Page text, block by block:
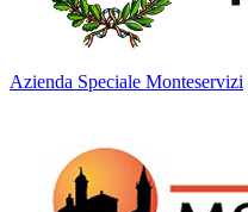
Azienda Speciale Monteservizi